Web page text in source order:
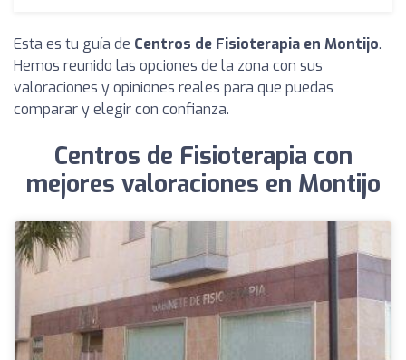
Esta es tu guía de Centros de Fisioterapia en Montijo.
Hemos reunido las opciones de la zona con sus
valoraciones y opiniones reales para que puedas
comparar y elegir con confianza.
Centros de Fisioterapia con
mejores valoraciones en Montijo